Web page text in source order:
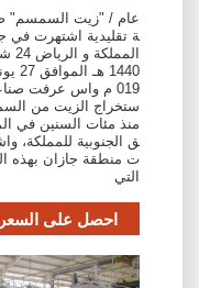
عام / "زيت السمسم"
ة تقليدية اشتهرت في
المملكة
019 م واس عرفت
ستخراج الزيت من
منذ مئات السنين في
ق الجنوبية للمملكة،
ت منطقة جازان بهذه
التي
احصل على السعر